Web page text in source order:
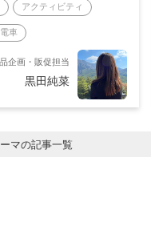
アクティビティ
電車
企画・販促担当
黒田純菜
ーマの記事一覧